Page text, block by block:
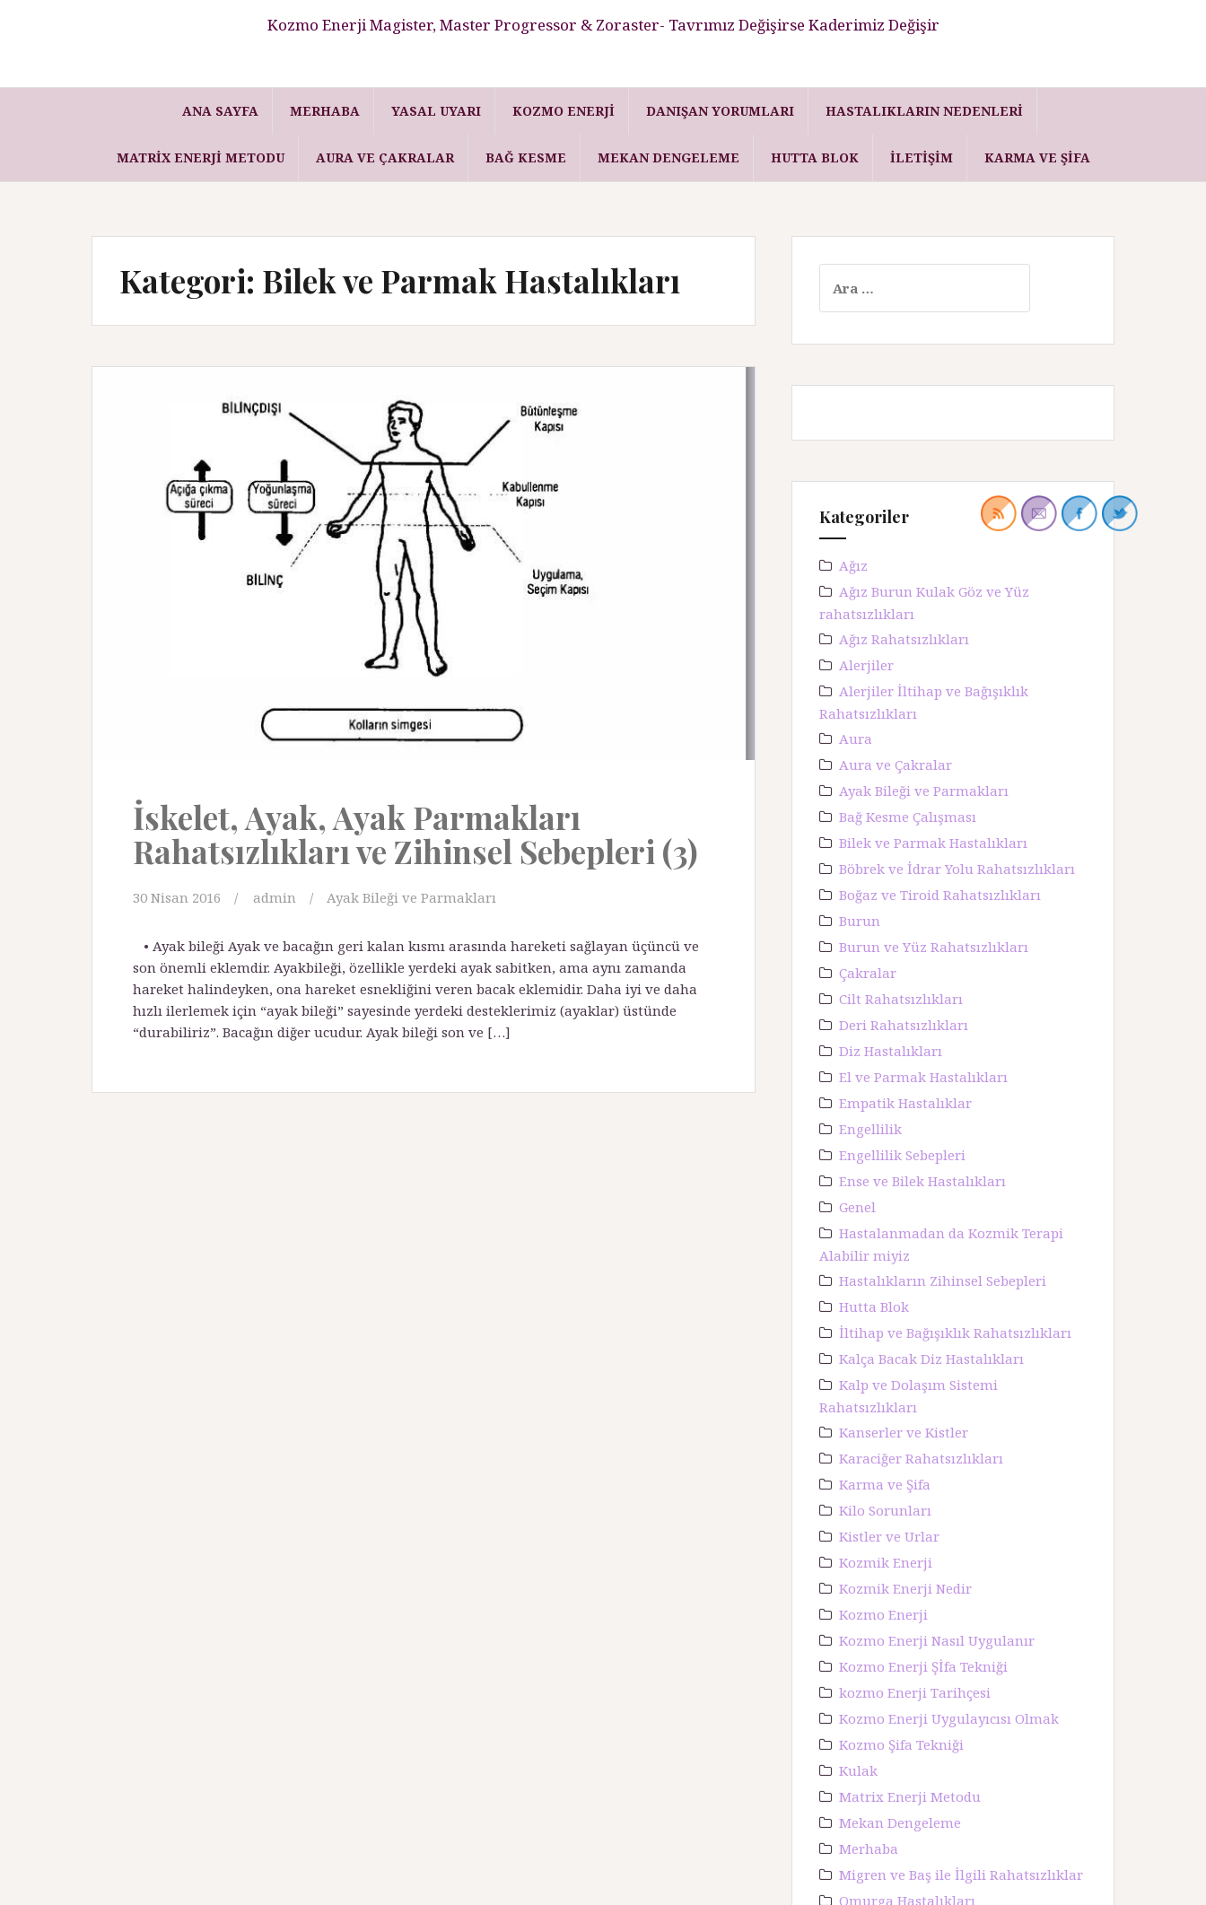
Kozmo Enerji Magister, Master Progressor & Zoraster- Tavrımız Değişirse Kaderimiz Değişir
ANA SAYFA MERHABA YASAL UYARI KOZMO ENERJI DANIŞAN YORUMLARI HASTALIKLARIN NEDENLERI
MATRIX ENERJI METODU AURA VE ÇAKRALAR BAĞ KESME MEKAN DENGELEME HUTTA BLOK İLETIŞIM KARMA VE ŞIFA
Kategori: Bilek ve Parmak Hastalıkları
İskelet, Ayak, Ayak Parmakları
Rahatsızlıkları ve Zihinsel Sebepleri (3)
30 Nisan 2016 admin Ayak Bileği ve Parmakları
• Ayak bileği Ayak ve bacağın geri kalan kısmı arasında hareketi sağlayan üçüncü ve
son önemli eklemdir. Ayakbileği, özellikle yerdeki ayak sabitken, ama aynı zamanda
hareket halindeyken, ona hareket esnekliğini veren bacak eklemidir. Daha iyi ve daha
hızlı ilerlemek için “ayak bileği” sayesinde yerdeki desteklerimiz (ayaklar) üstünde
“durabiliriz”. Bacağın diğer ucudur. Ayak bileği son ve […]
a
m
:
Kategoriler
Ağız
Ağız Burun Kulak Göz ve Yüz
rahatsızlıkları
Ağız Rahatsızlıkları
Alerjiler
Alerjiler İltihap ve Bağışıklık
Rahatsızlıkları
Aura
Aura ve Çakralar
Ayak Bileği ve Parmakları
Bağ Kesme Çalışması
Bilek ve Parmak Hastalıkları
Böbrek ve İdrar Yolu Rahatsızlıkları
Boğaz ve Tiroid Rahatsızlıkları
Burun
Burun ve Yüz Rahatsızlıkları
Çakralar
Cilt Rahatsızlıkları
Deri Rahatsızlıkları
Diz Hastalıkları
El ve Parmak Hastalıkları
Empatik Hastalıklar
Engellilik
Engellilik Sebepleri
Ense ve Bilek Hastalıkları
Genel
Hastalanmadan da Kozmik Terapi
Alabilir miyiz
Hastalıkların Zihinsel Sebepleri
Hutta Blok
İltihap ve Bağışıklık Rahatsızlıkları
Kalça Bacak Diz Hastalıkları
Kalp ve Dolaşım Sistemi
Rahatsızlıkları
Kanserler ve Kistler
Karaciğer Rahatsızlıkları
Karma ve Şifa
Kilo Sorunları
Kistler ve Urlar
Kozmik Enerji
Kozmik Enerji Nedir
Kozmo Enerji
Kozmo Enerji Nasıl Uygulanır
Kozmo Enerji Şİfa Tekniği
kozmo Enerji Tarihçesi
Kozmo Enerji Uygulayıcısı Olmak
Kozmo Şifa Tekniği
Kulak
Matrix Enerji Metodu
Mekan Dengeleme
Merhaba
Migren ve Baş ile İlgili Rahatsızlıklar
Omurga Hastalıkları